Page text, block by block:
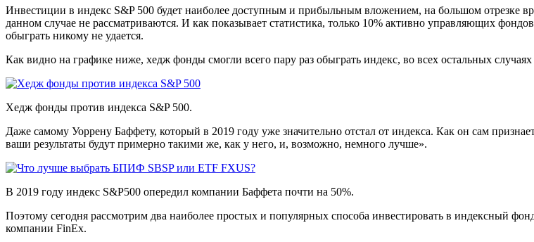
Инвестиции в индекс S&P 500 будет наиболее доступным и прибыльным вложением, на большом отрезке
данном случае не рассматриваются. И как показывает статистика, только 10% активно управляющих
обыграть никому не удается.
Как видно на графике ниже, хедж фонды смогли всего пару раз обыграть индекс, во всех остальных
Хедж фонды против индекса S&P 500.
Даже самому Уоррену Баффету, который в 2019 году уже значительно отстал от индекса. Как он сам
ваши результаты будут примерно такими же, как у него, и, возможно, немного лучше».
В 2019 году индекс S&P500 опередил компании Баффета почти на 50%.
Поэтому сегодня рассмотрим два наиболее простых и популярных способа инвестировать в индексный
компании FinEx.